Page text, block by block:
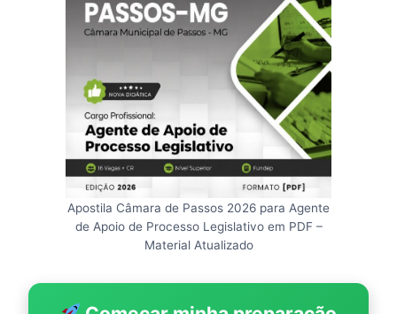
Apostila Câmara de Passos 2026 para Agente
de Apoio de Processo Legislativo em PDF –
Material Atualizado